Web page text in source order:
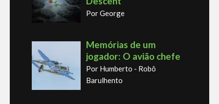
Por George
Memórias de um
jogador: O avião chefe
Por Humberto - Robô
Barulhento